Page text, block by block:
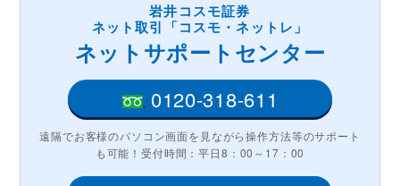
岩井コスモ証券
ネット取引「コスモ・ネットレ」
ネットサポートセンター
0120-318-611
遠隔でお客様のパソコン画面を見ながら操作方法等のサポート
も可能！受付時間：平日8：00～17：00